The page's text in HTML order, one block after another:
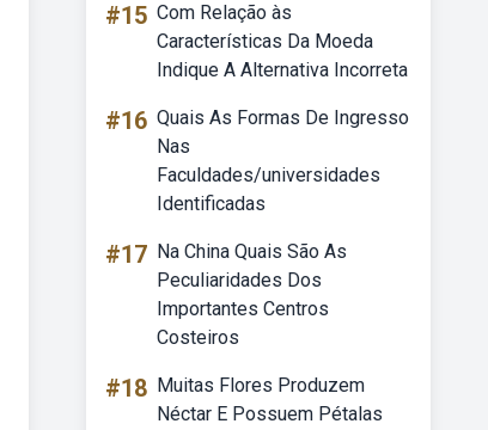
#15 Com Relação às
Características Da Moeda
Indique A Alternativa Incorreta
#16 Quais As Formas De Ingresso
Nas
Faculdades/universidades
Identificadas
#17 Na China Quais São As
Peculiaridades Dos
Importantes Centros
Costeiros
#18 Muitas Flores Produzem
Néctar E Possuem Pétalas